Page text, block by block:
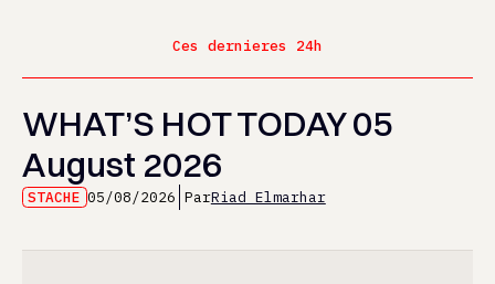
Ces dernieres 24h
WHAT’S HOT TODAY 05
August 2026
STACHE 05/08/2026 ParRiad Elmarhar